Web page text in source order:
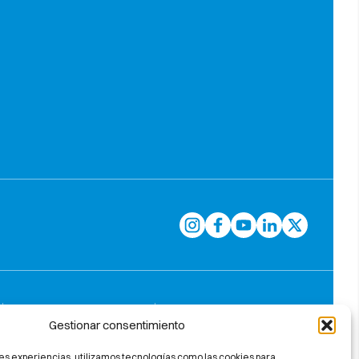
Gestionar consentimiento